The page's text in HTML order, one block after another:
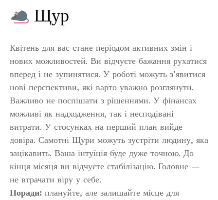
Щур
Квітень для вас стане періодом активних змін і
нових можливостей. Ви відчуєте бажання рухатися
вперед і не зупинятися. У роботі можуть з’явитися
нові перспективи, які варто уважно розглянути.
Важливо не поспішати з рішеннями. У фінансах
можливі як надходження, так і несподівані
витрати. У стосунках на перший план вийде
довіра. Самотні Щури можуть зустріти людину, яка
зацікавить. Ваша інтуїція буде дуже точною. До
кінця місяця ви відчуєте стабілізацію. Головне —
не втрачати віру у себе.
Поради: плануйте, але залишайте місце для